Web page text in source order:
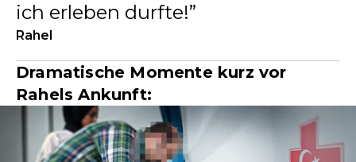
ich erleben durfte!
Rahel
Dramatische Momente kurz vor
Rahels Ankunft: